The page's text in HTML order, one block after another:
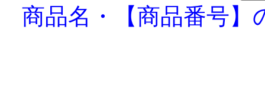
商品名・【商品番号